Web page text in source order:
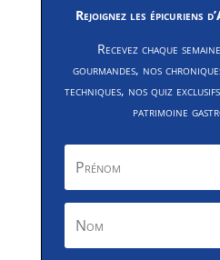
Rejoignez les épicuriens
Recevez chaque
gourmandes, nos
techniques, nos quiz
patrimoine